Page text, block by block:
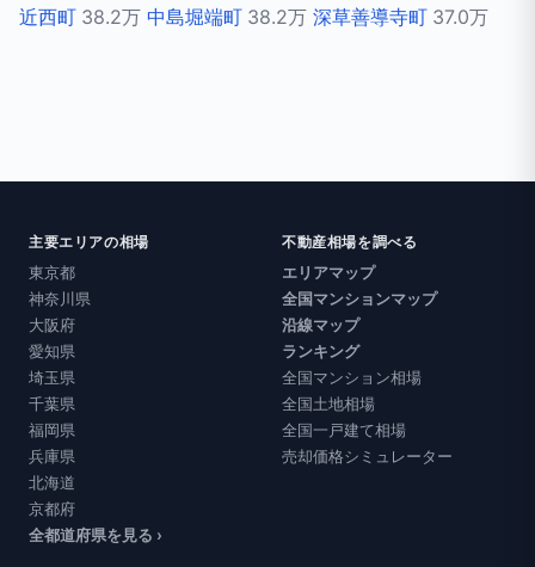
近西町 38.2万 中島堀端町 38.2万 深草善導寺町 37.0万
主要エリアの相場
東京都
神奈川県
大阪府
愛知県
埼玉県
千葉県
福岡県
兵庫県
北海道
京都府
全都道府県を見る ›
不動産相場を調べる
エリアマップ
全国マンションマップ
沿線マップ
ランキング
全国マンション相場
全国土地相場
全国一戸建て相場
売却価格シミュレーター